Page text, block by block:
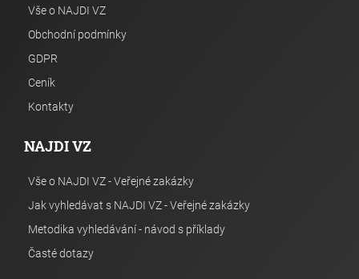
Vše o NAJDI VZ
Obchodní podmínky
GDPR
Ceník
Kontakty
NAJDI VZ
Vše o NAJDI VZ - Veřejné zakázky
Jak vyhledávat s NAJDI VZ - Veřejné zakázky
Metodika vyhledávání - návod s příklady
Časté dotazy